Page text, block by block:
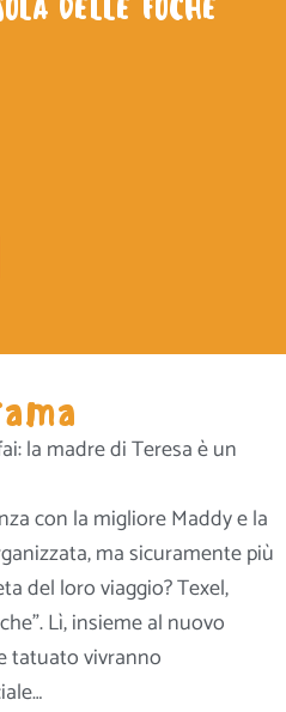
DELLE FOCHE
la madre di Teresa è un
con la migliore Maddy e la
ma sicuramente più
del loro viaggio? Texel,
Lì, insieme al nuovo
tatuato vivranno